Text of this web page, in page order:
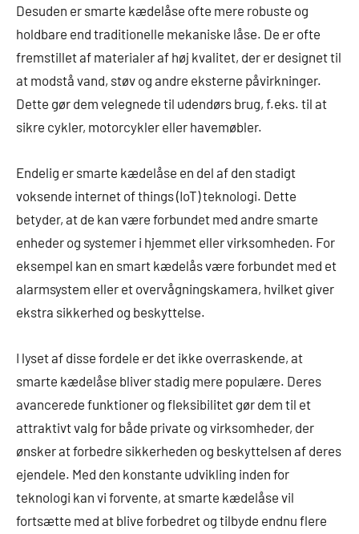
Desuden er smarte kædelåse ofte mere robuste og
holdbare end traditionelle mekaniske låse. De er ofte
fremstillet af materialer af høj kvalitet, der er designet til
at modstå vand, støv og andre eksterne påvirkninger.
Dette gør dem velegnede til udendørs brug, f.eks. til at
sikre cykler, motorcykler eller havemøbler.
Endelig er smarte kædelåse en del af den stadigt
voksende internet of things (IoT) teknologi. Dette
betyder, at de kan være forbundet med andre smarte
enheder og systemer i hjemmet eller virksomheden. For
eksempel kan en smart kædelås være forbundet med et
alarmsystem eller et overvågningskamera, hvilket giver
ekstra sikkerhed og beskyttelse.
I lyset af disse fordele er det ikke overraskende, at
smarte kædelåse bliver stadig mere populære. Deres
avancerede funktioner og fleksibilitet gør dem til et
attraktivt valg for både private og virksomheder, der
ønsker at forbedre sikkerheden og beskyttelsen af deres
ejendele. Med den konstante udvikling inden for
teknologi kan vi forvente, at smarte kædelåse vil
fortsætte med at blive forbedret og tilbyde endnu flere